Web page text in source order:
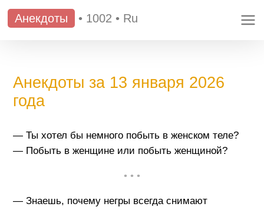
Анекдоты • 1002 • Ru
Анекдоты за 13 января 2026
года
— Ты хотел бы немного побыть в женском теле?
— Побыть в женщине или побыть женщиной?
• • •
— Знаешь, почему негры всегда снимают